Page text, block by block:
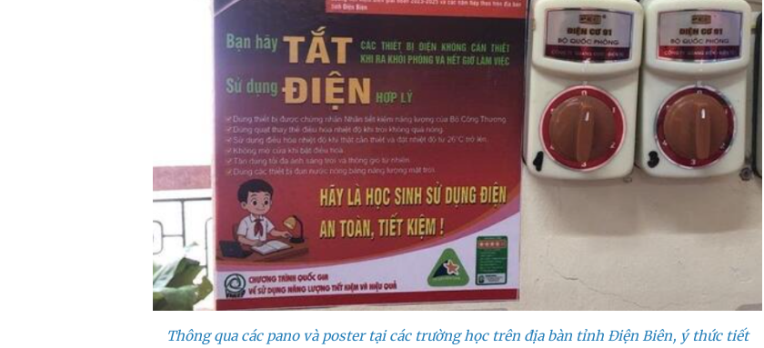
Thông qua các pano và poster tại các trường học trên địa bàn tỉnh Điện Biên, ý thức tiết